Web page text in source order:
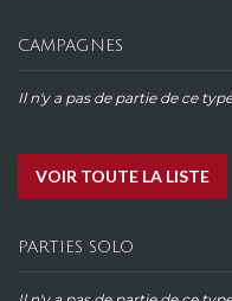
CAMPAGNES
Il n'y a pas de partie de ce
VOIR TOUTE LA LISTE
PARTIES SOLO